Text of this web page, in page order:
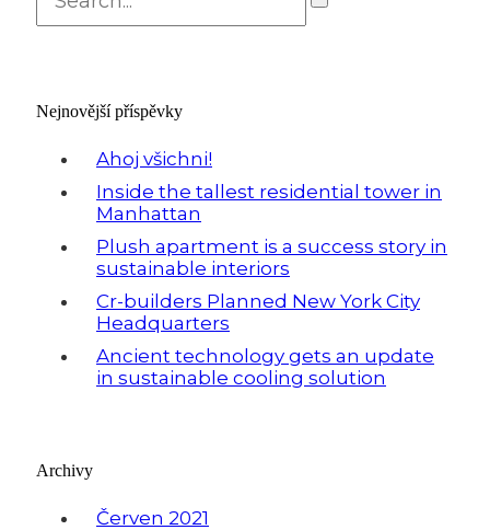
Nejnovější příspěvky
Ahoj všichni!
Inside the tallest residential tower in
Manhattan
Plush apartment is a success story in
sustainable interiors
Cr-builders Planned New York City
Headquarters
Ancient technology gets an update
in sustainable cooling solution
Archivy
Červen 2021